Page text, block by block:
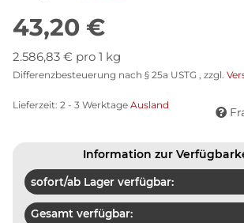
43,20 €
2.586,83 € pro 1 kg
Differenzbesteuerung nach § 25a USTG , zzgl.
Lieferzeit: 2 - 3 Werktage Ausland
Information zur
sofort/ab Lager verfügbar:
Gesamt verfügbar: